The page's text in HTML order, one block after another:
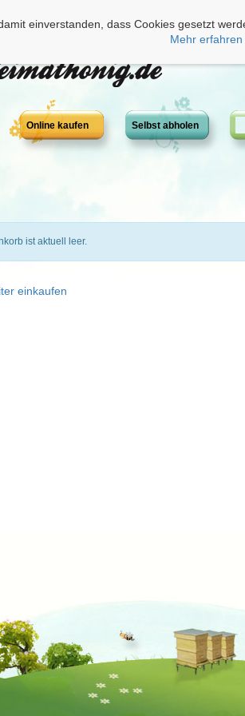
einverstanden, dass Cookies gesetzt
Mehr erfahren
Online kaufen Selbst abholen
ist aktuell leer.
einkaufen